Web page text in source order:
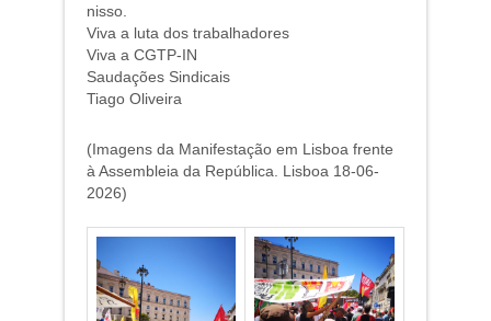
nisso.
Viva a luta dos trabalhadores
Viva a CGTP-IN
Saudações Sindicais
Tiago Oliveira
(Imagens da Manifestação em Lisboa frente
à Assembleia da República. Lisboa 18-06-
2026)